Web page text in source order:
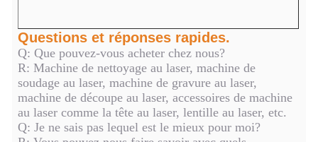
Questions et réponses rapides.
Q: Que pouvez-vous acheter chez nous?
R: Machine de nettoyage au laser, machine de
soudage au laser, machine de gravure au laser,
machine de découpe au laser, accessoires de machine
au laser comme la tête au laser, lentille au laser, etc.
Q: Je ne sais pas lequel est le mieux pour moi?